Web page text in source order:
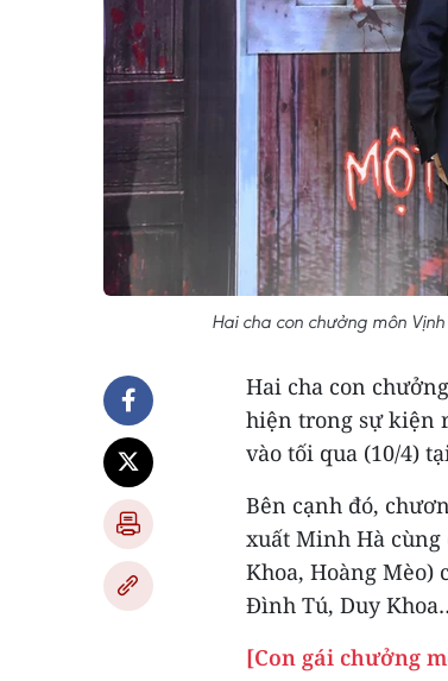
Hai cha con chưởng môn
Hai cha con
hiện trong sự kiện
vào tối qua (10/4)
Bên cạnh đó,
xuất Minh Hà cùng
Khoa, Hoàng Mèo)
Đình Tú, Duy
[Con gái chưởng